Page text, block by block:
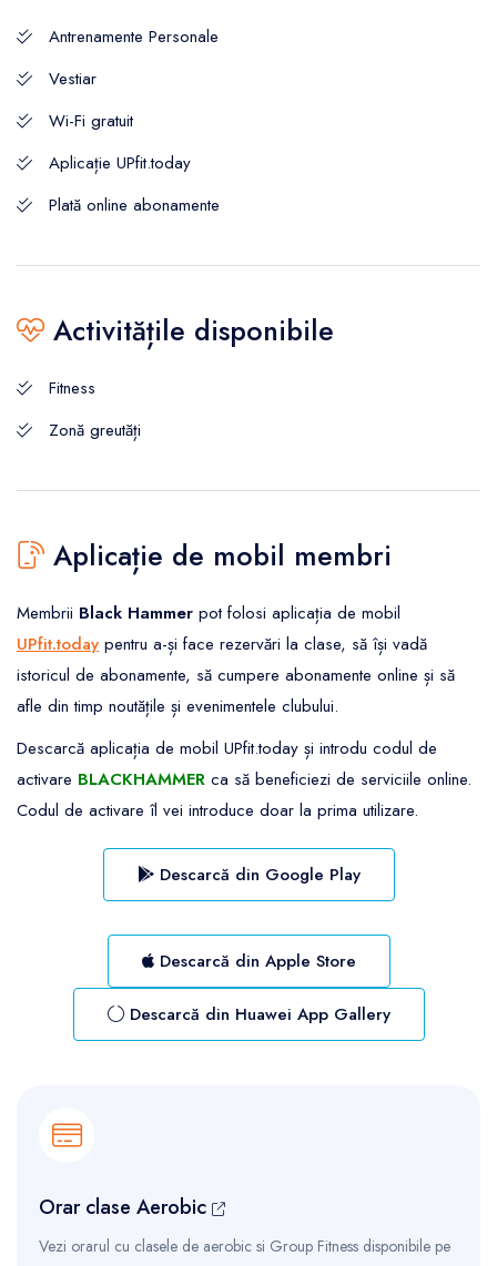
Antrenamente Personale
Vestiar
Wi-Fi gratuit
Aplicație UPfit.today
Plată online abonamente
Activitățile disponibile
Fitness
Zonă greutăți
Aplicație de mobil membri
Membrii Black Hammer pot folosi aplicația de mobil
UPfit.today pentru a-și face rezervări la clase, să își vadă
istoricul de abonamente, să cumpere abonamente online și să
afle din timp noutățile și evenimentele clubului.
Descarcă aplicația de mobil UPfit.today și introdu codul de
activare BLACKHAMMER ca să beneficiezi de serviciile online.
Codul de activare îl vei introduce doar la prima utilizare.
Descarcă din Google Play
Descarcă din Apple Store
Descarcă din Huawei App Gallery
Orar clase Aerobic
Vezi orarul cu clasele de aerobic si Group Fitness disponibile pe